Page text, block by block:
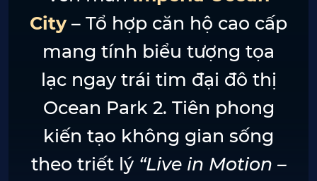
City – Tổ hợp căn hộ cao cấp
mang tính biểu tượng tọa
lạc ngay trái tim đại đô thị
Ocean Park 2. Tiên phong
kiến tạo không gian sống
theo triết lý “Live in Motion –